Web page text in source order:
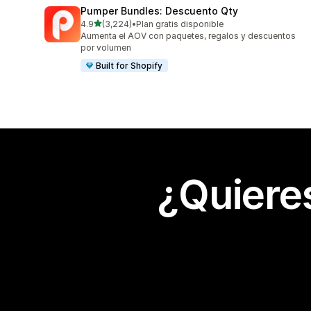
Pumper Bundles: Descuento Qty
4.9de 5 estrellas
(3,224)
3224 reseñas en total
•Plan gratis disponible
Aumenta el AOV con paquetes, regalos y descuentos
por volumen
Built for Shopify